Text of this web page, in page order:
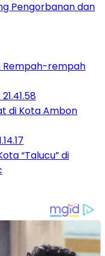
Pengorbanan dan
Rempah-rempah
di Kota Ambon
“Talucu” di